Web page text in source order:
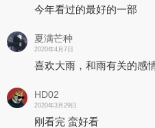
今年看过的最好的一部
夏满芒种
2020年4月7日
喜欢大雨，和雨有关的感
HD02
2020年3月29日
刚看完 蛮好看